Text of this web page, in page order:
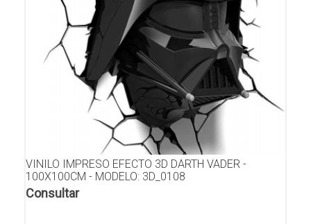
VINILO IMPRESO EFECTO 3D DARTH VADER -
100X100CM - MODELO: 3D_0108
Consultar